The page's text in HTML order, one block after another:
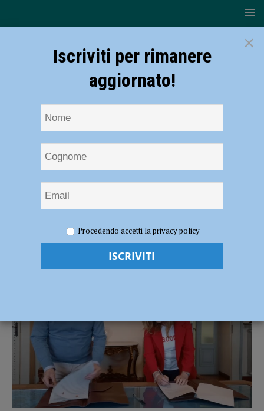
ex laboratorio Pontieri
×
Iscriviti per rimanere
aggiornato!
Procedendo accetti la privacy policy